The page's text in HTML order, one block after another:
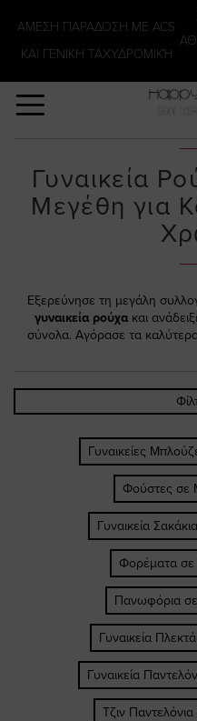
ΑΜΕΣΗ ΠΑΡΑΔΟΣΗ ΜΕ ACS
ΚΑΙ ΓΕΝΙΚΗ ΤΑΧΥΔΡΟΜΙΚΉ
Γυναικεία
Μεγέθη για
Εξερεύνησε τη μεγάλη
γυναικεία ρούχα και
σύνολα. Αγόρασε τα καλύτερα
Γυναικείες
Φούστες σε
Γυναικεία
Φορέματα
Πανωφόρια
Γυναικεία
Γυναικεία
Τζιν
Αναζήτηση